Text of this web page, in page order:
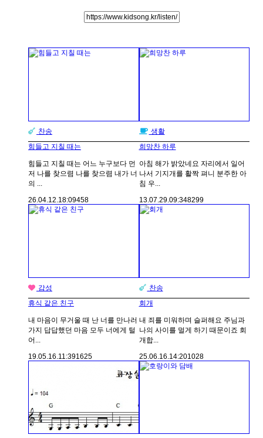
찬송
힘들고 지칠 때는
힘들고 지칠 때는 어느 누구보다 먼
저 나를 찾으렴 나를 찾으렴 내가 너
의 ...
26.04.12.18:09458
생활
희망찬 하루
아침 해가 밝았네요 자리에서 일어
나서 기지개를 활짝 펴니 분주한 아
침 우...
13.07.29.09:348299
감성
휴식 같은 친구
내 마음이 무거울 때 난 너를 만나러
가지 답답했던 마음 모두 너에게 털
어...
19.05.16. 11:391625
찬송
회개
내 죄를 미워하며 슬퍼해요 주님과
나의 사이를 멀게 하기 때문이죠 회
개합...
25.06.16. 14:201028